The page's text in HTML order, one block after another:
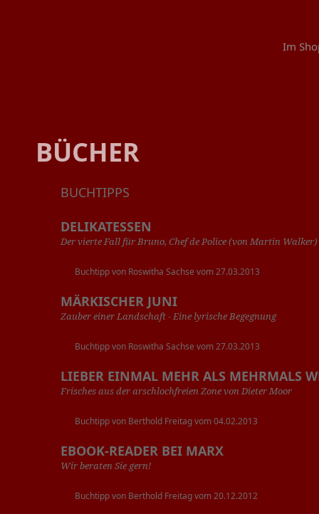
Im
BÜCHER
BUCHTIPPS
DELIKATESSEN
Der vierte Fall für Bruno, Chef de Police (von Martin Walker)
Buchtipp von Roswitha Sachse vom 27.03.2013
MÄRKISCHER JUNI
Zauber einer Landschaft - Eine lyrische Begegnung
Buchtipp von Roswitha Sachse vom 27.03.2013
LIEBER EINMAL MEHR ALS MEHRMALS
Frisches aus der arschlochfreien Zone von Dieter Moor
Buchtipp von Berthold Freitag vom 04.02.2013
EBOOK-READER BEI MARX
Wir beraten Sie gern!
Buchtipp von Berthold Freitag vom 20.12.2012